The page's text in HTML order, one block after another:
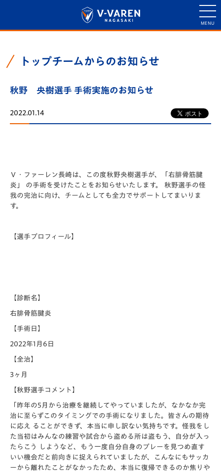
トップチームからのお知らせ
秋野 央樹選手 手術実施のお知らせ
2022.01.14
Ｖ・ファーレン長崎は、この度秋野央樹選手が、「右腓骨筋腱
炎」 の手術を受けたことをお知らせいたします。 秋野選手の怪
我の完治に向け、チームとしても全力でサポートしてまいりま
す。
【選手プロフィール】
【診断名】
右腓骨筋腱炎
【手術日】
2022年1月6日
【全治】
3ヶ月
【秋野選手コメント】
「昨年の5月から治療を継続してやっていましたが、なかなか完
治に至らずこのタイミングでの手術になりました。皆さんの期待
に応え ることができず、本当に申し訳ない気持ちです。怪我をし
た当初はみんなの練習や試合から盗める所は盗もう、自分が入っ
たらこう しようなど、もう一度自分自身のプレーを見つめ直す
いい機会だと前向きに捉えられていましたが、こんなにもサッカ
ーから離れたことがなかったため、本当に復帰できるのか焦りや